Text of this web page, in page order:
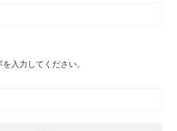
入力してください。